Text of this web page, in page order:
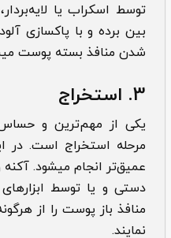
توسط اسکراب یا
بین برده و با پاکسازی
شدن منافذ بسته پوست
3. استخراج
یکی از مهم‌ترین و
مرحله استخراج است. در
عمیق‌تر انجام میشود.
دستی و یا توسط
منافذ باز پوست را از
نمایند.